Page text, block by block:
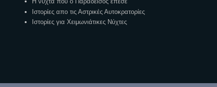
Ιστορίες απο τις Αστρικές Αυτοκρατορίες
Ιστορίες για Χειμωνιάτικες Νύχτες